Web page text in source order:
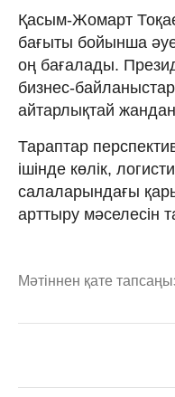
Қасым-Жомарт
бағыты бойынша әуе
оң бағалады.
бизнес-
айтарлықтай
Тараптар
ішінде көлік,
салаларындағы
арттыру мәселесін
Мәтіннен қате